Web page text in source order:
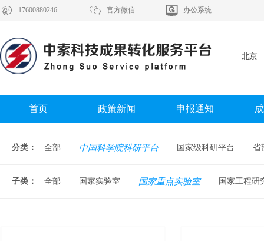
 17600880246  官方微信  办公系统
北京
首页 政策新闻 申报通知
分类： 全部 中国科学院科研平台 国家级科研平台 省
子类： 全部 国家实验室 国家重点实验室 国家工程研